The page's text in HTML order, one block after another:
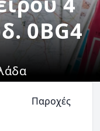
0BG4
Παροχές